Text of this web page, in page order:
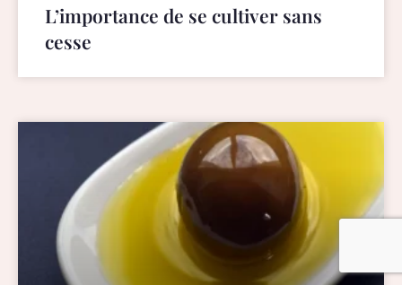
L’importance de se cultiver sans
cesse